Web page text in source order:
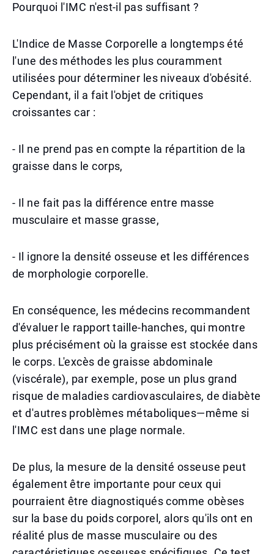
Pourquoi l'IMC n'est-il pas suffisant ?
L'Indice de Masse Corporelle a longtemps été
l'une des méthodes les plus couramment
utilisées pour déterminer les niveaux d'obésité.
Cependant, il a fait l'objet de critiques
croissantes car :
- Il ne prend pas en compte la répartition de la
graisse dans le corps,
- Il ne fait pas la différence entre masse
musculaire et masse grasse,
- Il ignore la densité osseuse et les différences
de morphologie corporelle.
En conséquence, les médecins recommandent
d'évaluer le rapport taille-hanches, qui montre
plus précisément où la graisse est stockée dans
le corps. L'excès de graisse abdominale
(viscérale), par exemple, pose un plus grand
risque de maladies cardiovasculaires, de diabète
et d'autres problèmes métaboliques—même si
l'IMC est dans une plage normale.
De plus, la mesure de la densité osseuse peut
également être importante pour ceux qui
pourraient être diagnostiqués comme obèses
sur la base du poids corporel, alors qu'ils ont en
réalité plus de masse musculaire ou des